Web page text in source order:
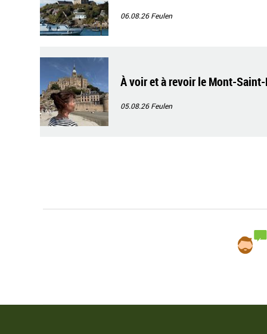
06.08.26Feulen
À voir et à revoir le Mont-
05.08.26Feulen